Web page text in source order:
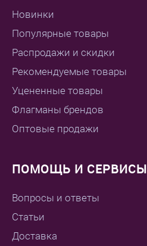
Новинки
Популярные товары
Распродажи и скидки
Рекомендуемые товары
Уцененные товары
Флагманы брендов
Оптовые продажи
ПОМОЩЬ И СЕРВИСЫ
Вопросы и ответы
Статьи
Доставка